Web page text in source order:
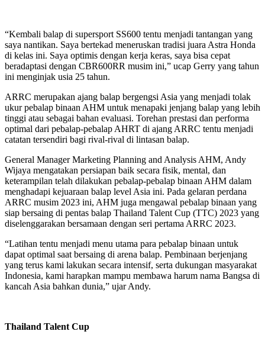
“Kembali balap di supersport SS600 tentu menjadi tantangan yang
saya nantikan. Saya bertekad meneruskan tradisi juara Astra Honda
di kelas ini. Saya optimis dengan kerja keras, saya bisa cepat
beradaptasi dengan CBR600RR musim ini,” ucap Gerry yang tahun
ini menginjak usia 25 tahun.
ARRC merupakan ajang balap bergengsi Asia yang menjadi tolak
ukur pebalap binaan AHM untuk menapaki jenjang balap yang lebih
tinggi atau sebagai bahan evaluasi. Torehan prestasi dan performa
optimal dari pebalap-pebalap AHRT di ajang ARRC tentu menjadi
catatan tersendiri bagi rival-rival di lintasan balap.
General Manager Marketing Planning and Analysis AHM, Andy
Wijaya mengatakan persiapan baik secara fisik, mental, dan
keterampilan telah dilakukan pebalap-pebalap binaan AHM dalam
menghadapi kejuaraan balap level Asia ini. Pada gelaran perdana
ARRC musim 2023 ini, AHM juga mengawal pebalap binaan yang
siap bersaing di pentas balap Thailand Talent Cup (TTC) 2023 yang
diselenggarakan bersamaan dengan seri pertama ARRC 2023.
“Latihan tentu menjadi menu utama para pebalap binaan untuk
dapat optimal saat bersaing di arena balap. Pembinaan berjenjang
yang terus kami lakukan secara intensif, serta dukungan masyarakat
Indonesia, kami harapkan mampu membawa harum nama Bangsa di
kancah Asia bahkan dunia,” ujar Andy.
Thailand Talent Cup